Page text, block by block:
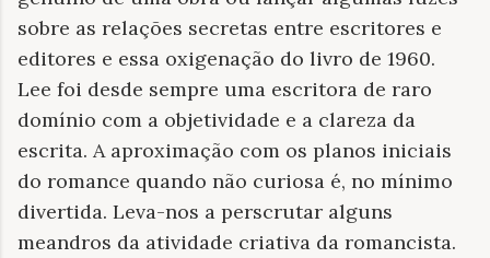
sobre as relações secretas entre escritores e
editores e essa oxigenação do livro de 1960.
Lee foi desde sempre uma escritora de raro
domínio com a objetividade e a clareza da
escrita. A aproximação com os planos iniciais
do romance quando não curiosa é, no mínimo
divertida. Leva-nos a perscrutar alguns
meandros da atividade criativa da romancista.